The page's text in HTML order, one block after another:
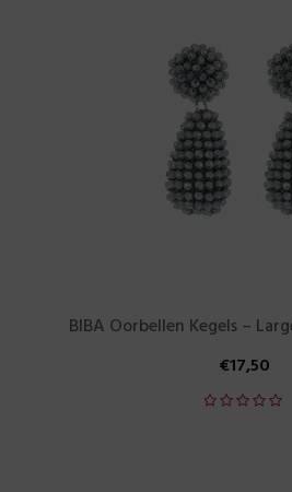
BIBA Oorbellen Kegels –
€17,50